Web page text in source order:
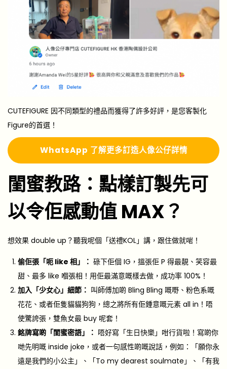
CUTEFIGURE 因不同類型的禮品而獲得了許多好評，是您客製化
Figure的首選！
WhatsApp 了解更多訂造人像公仔詳情
閨蜜教路：點樣訂製先可
以令佢感動值 MAX？
想效果 double up？聽我呢個「送禮KOL」講，跟住做就啱！
偷佢張「呃 like 相」： 碌下佢個 IG，搵張佢 P 得最靚、笑容最
甜、最多 like 嗰張相！用佢最滿意嘅樣去做，成功率 100%！
加入「少女心」細節： 叫師傅加啲 Bling Bling 嘅嘢、粉色系嘅
花花、或者佢隻貓貓狗狗，總之將所有佢鍾意嘅元素 all in！唔
使驚誇張，雙魚女最 buy 呢套！
銘牌寫啲「閨蜜密語」： 唔好寫「生日快樂」咁行貨啦！寫啲你
哋先明嘅 inside joke，或者一句感性啲嘅說話，例如：「願你永
遠是我們的小公主」、「To my dearest soulmate」、「有我